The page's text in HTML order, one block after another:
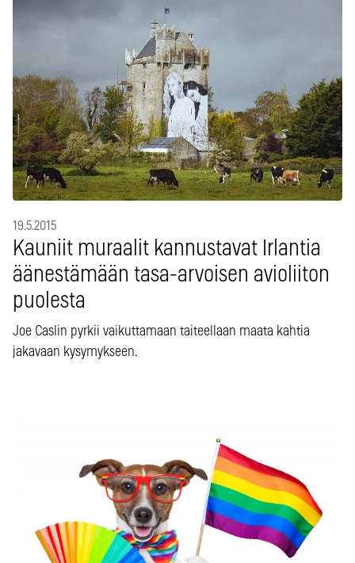
19.5.2015
Kauniit muraalit kannustavat Irlantia
äänestämään tasa-arvoisen avioliiton
puolesta
Joe Caslin pyrkii vaikuttamaan taiteellaan maata kahtia
jakavaan kysymykseen.